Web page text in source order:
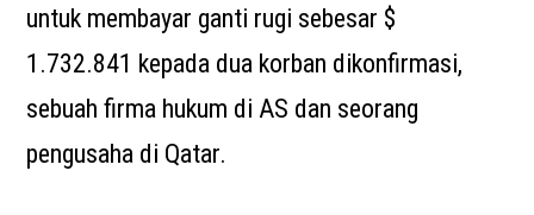
untuk membayar ganti rugi sebesar $
1.732.841 kepada dua korban dikonfirmasi,
sebuah firma hukum di AS dan seorang
pengusaha di Qatar.